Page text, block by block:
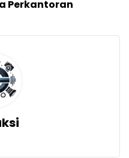
Perkantoran